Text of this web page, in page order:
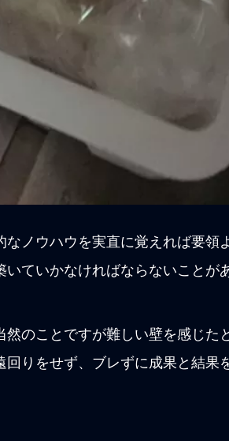
ノウハウを実直に覚えれば要領
ていかなければならないことが
のことですが難しい壁を感じた
りをせず、ブレずに成果と結果